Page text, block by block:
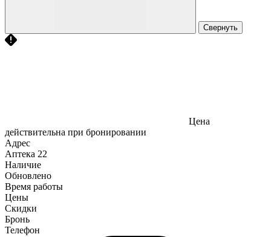
Свернуть
Цена
действительна при бронировании
Адрес
Аптека 22
Наличие
Обновлено
Время работы
Цены
Скидки
Бронь
Телефон